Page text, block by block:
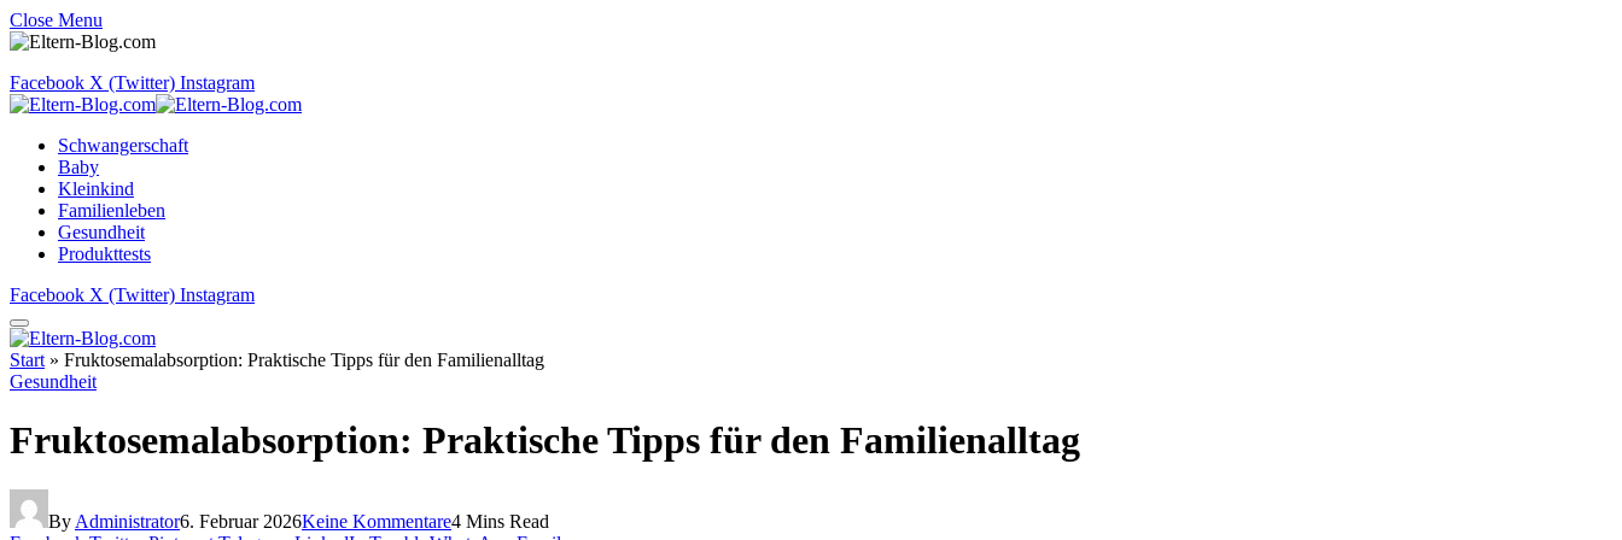
Close Menu
Facebook X (Twitter) Instagram
Schwangerschaft
Baby
Kleinkind
Familienleben
Gesundheit
Produkttests
Facebook X (Twitter) Instagram
Start » Fruktosemalabsorption: Praktische Tipps für den Familienalltag
Gesundheit
Fruktosemalabsorption: Praktische Tipps für den Familienalltag
By Administrator6. Februar 2026Keine Kommentare4 Mins Read